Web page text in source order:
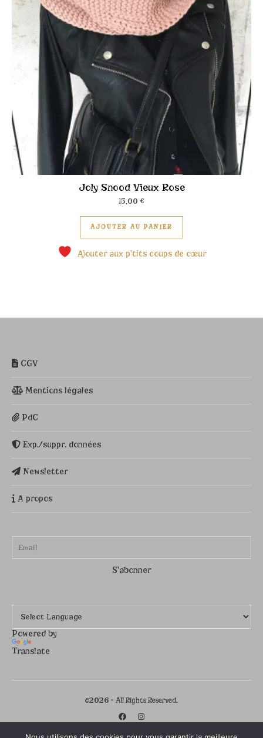
Joly Snood Vieux Rose
15,00 €
AJOUTER AU PANIER
Ajouter aux p'tits coups de cœur
CGV
Mentions légales
PdC
Exp./suppr. données
Newsletter
A propos
Powered by
Translate
©2026 - All Rights Reserved.